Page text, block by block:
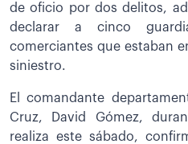
de oficio por dos delitos,
declarar a cinco
comerciantes que estaban
siniestro.
El comandante
Cruz, David Gómez,
realiza este sábado,